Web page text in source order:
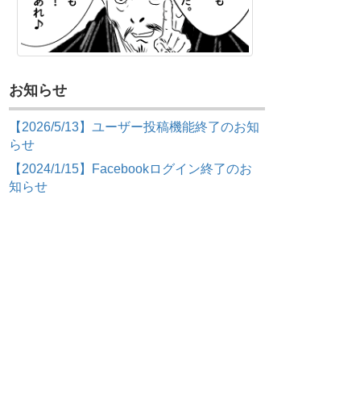
お知らせ
【2026/5/13】ユーザー投稿機能終了のお知
らせ
【2024/1/15】Facebookログイン終了のお
知らせ